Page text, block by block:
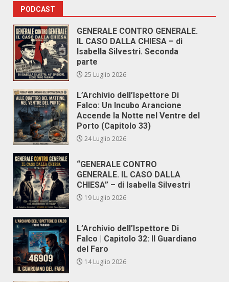
PODCAST
GENERALE CONTRO GENERALE.
IL CASO DALLA CHIESA – di
Isabella Silvestri. Seconda
parte
25 Luglio 2026
L’Archivio dell’Ispettore Di
Falco: Un Incubo Arancione
Accende la Notte nel Ventre del
Porto (Capitolo 33)
24 Luglio 2026
“GENERALE CONTRO
GENERALE. IL CASO DALLA
CHIESA” – di Isabella Silvestri
19 Luglio 2026
L’Archivio dell’Ispettore Di
Falco | Capitolo 32: Il Guardiano
del Faro
14 Luglio 2026